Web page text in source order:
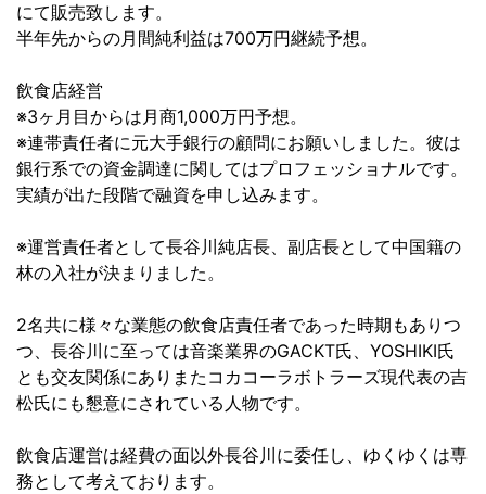
にて販売致します。
半年先からの月間純利益は700万円継続予想。
飲食店経営
※3ヶ月目からは月商1,000万円予想。
※連帯責任者に元大手銀行の顧問にお願いしました。彼は
銀行系での資金調達に関してはプロフェッショナルです。
実績が出た段階で融資を申し込みます。
※運営責任者として長谷川純店長、副店長として中国籍の
林の入社が決まりました。
2名共に様々な業態の飲食店責任者であった時期もありつ
つ、長谷川に至っては音楽業界のGACKT氏、YOSHIKI氏
とも交友関係にありまたコカコーラボトラーズ現代表の吉
松氏にも懇意にされている人物です。
飲食店運営は経費の面以外長谷川に委任し、ゆくゆくは専
務として考えております。